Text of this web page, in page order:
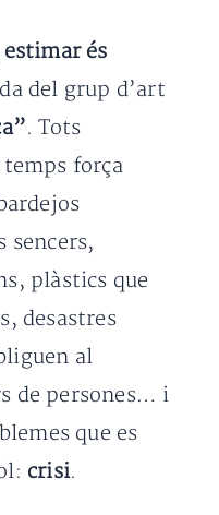
és
del grup d’art
. Tots
força
sencers,
plàstics que
desastres
al
de persones… i
que es
crisi.